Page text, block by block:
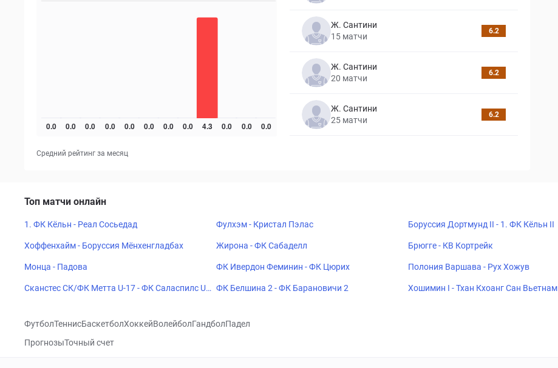
Средний рейтинг за месяц
Ж. Сантини
15 матчи
6.2
Ж. Сантини
20 матчи
6.2
Ж. Сантини
25 матчи
6.2
Топ матчи онлайн
1. ФК Кёльн - Реал Сосьедад Фулхэм - Кристал Пэлас Боруссия Дортмунд II - 1. ФК Кёльн II
Хоффенхайм - Боруссия Мёнхенгладбах Жирона - ФК Сабаделл Брюгге - КВ Кортрейк
Монца - Падова ФК Ивердон Феминин - ФК Цюрих Полония Варшава - Рух Хожув
Сканстес СК/ФК Метта U-17 - ФК Саласпилс U-
ФК Белшина 2 - ФК Барановичи 2 Хошимин I - Тхан Кхоанг Сан Вьетнам
ФутболТеннисБаскетболХоккейВолейболГандболПадел
ПрогнозыТочный счет